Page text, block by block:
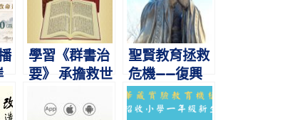
學習《群書治
要》 承擔救世
聖賢教育拯救
危機——復興
中華文化救世
界